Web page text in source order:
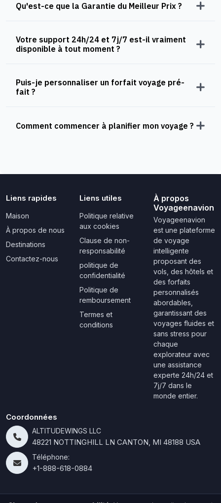
Qu'est-ce que la Garantie du Meilleur Prix ?
Votre support 24h/24 et 7j/7 est-il vraiment
disponible à tout moment ?
Puis-je personnaliser un forfait voyage pré-
fait ?
Comment commencer à planifier mon voyage ?
Liens rapides
Maison
À propos de nous
Destinations
Contactez-nous
Liens utiles
Politique relative
aux cookies
Clause de non-
responsabilité
politique de
confidentialité
Politique de
remboursement
Termes et
conditions
À propos
Voyageenavion
Voyageenavion
est une plateforme
de voyage
intelligente
proposant des
vols, des hôtels et
des forfaits
personnalisés
abordables,
garantissant des
voyages fluides et
sans stress pour
chaque
explorateur avec
une assistance
experte 24h/24 et
7j/7 dans le
monde entier.
Coordonnées
ALTITUDEWINGS LLC
48221 NOTTINGHILL LN CANTON, MI 48188 USA
Téléphone:
+1-888-618-0884